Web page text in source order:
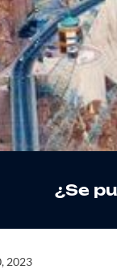
¿Se
2023